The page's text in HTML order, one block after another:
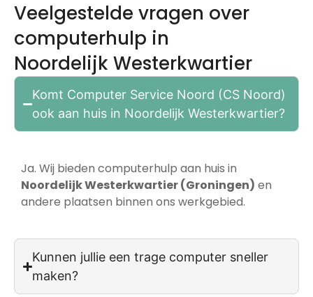
Veelgestelde vragen over
computerhulp in
Noordelijk Westerkwartier
Komt Computer Service Noord (CS Noord)
ook aan huis in Noordelijk Westerkwartier?
Ja. Wij bieden computerhulp aan huis in
Noordelijk Westerkwartier (Groningen) en
andere plaatsen binnen ons werkgebied.
Kunnen jullie een trage computer sneller
maken?